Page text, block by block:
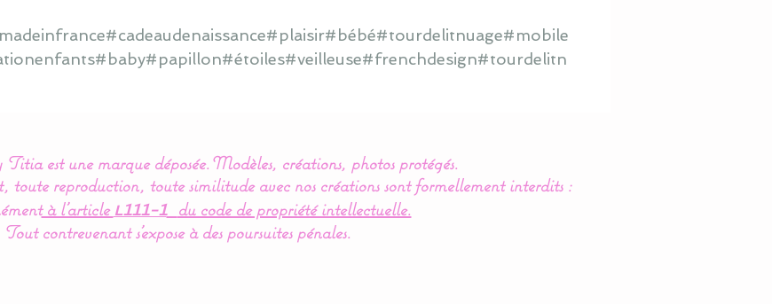
est une marque déposée. Modèles, créations, photos protégés.
reproduction, toute similitude avec nos créations sont formellement interdits :
à l’article L111-1
du code de propriété intellectuelle.
Tout contrevenant s'expose à des poursuites pénales.